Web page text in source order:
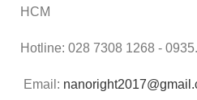
HCM
Hotline: 028 7308 1268 -
Email: